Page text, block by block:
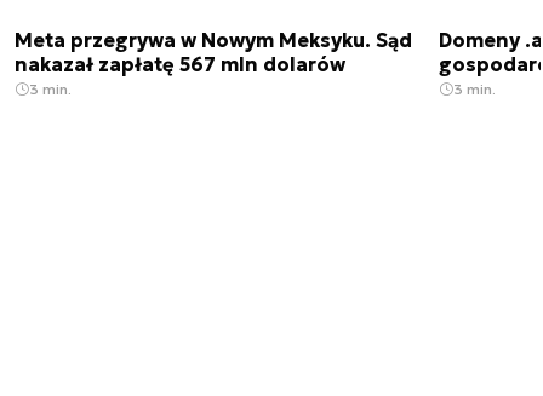
Meta przegrywa w Nowym Meksyku. Sąd
nakazał zapłatę 567 mln dolarów
3 min.
Domeny
3 min.